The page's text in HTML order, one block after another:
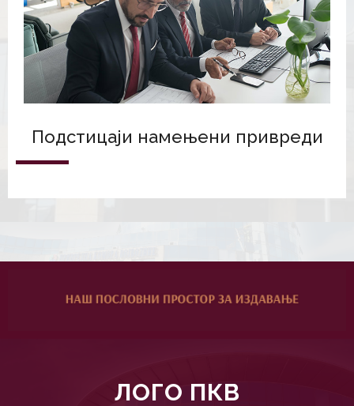
Подстицаји намењени привреди
ЛОГО ПКВ